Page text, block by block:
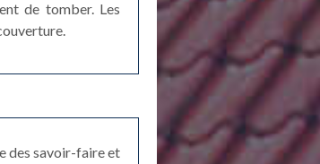
de tomber. Les
des savoir-faire et